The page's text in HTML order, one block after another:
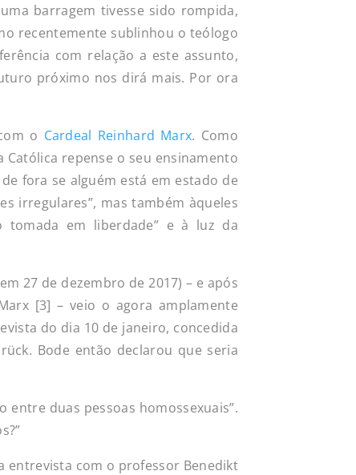
barragem tivesse sido rompida,
recentemente sublinhou o teólogo
com relação a este assunto,
próximo nos dirá mais. Por ora
o Cardeal Reinhard Marx. Como
repense o seu ensinamento
fora se alguém está em estado de
irregulares”, mas também àqueles
tomada em liberdade” e à luz da
27 de dezembro de 2017) – e após
[3] – veio o agora amplamente
do dia 10 de janeiro, concedida
Bode então declarou que seria
duas pessoas homossexuais”.
entrevista com o professor Benedikt